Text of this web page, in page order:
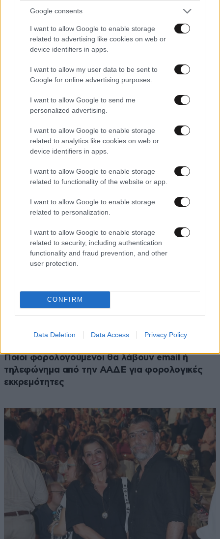
Google consents
I want to allow Google to enable storage
related to advertising like cookies on web or
device identifiers in apps.
I want to allow my user data to be sent to
Google for online advertising purposes.
I want to allow Google to send me
personalized advertising.
I want to allow Google to enable storage
related to analytics like cookies on web or
device identifiers in apps.
I want to allow Google to enable storage
related to functionality of the website or app.
I want to allow Google to enable storage
related to personalization.
I want to allow Google to enable storage
related to security, including authentication
functionality and fraud prevention, and other
user protection.
CONFIRM
Data Deletion Data Access Privacy Policy
Ποιοι φορολογούμενοι θα λάβουν email ή
τηλεφώνημα από την ΑΑΔΕ για φορολογικές
εκκρεμότητες